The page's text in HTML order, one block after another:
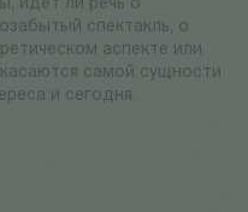
идет ли речь о
спектакль, о
аспекте или
самой сущности
и сегодня.